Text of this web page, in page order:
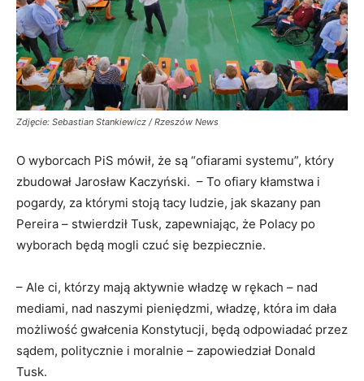
Zdjęcie: Sebastian Stankiewicz / Rzeszów News
O wyborcach PiS mówił, że są “ofiarami systemu”, który
zbudował Jarosław Kaczyński. – To ofiary kłamstwa i
pogardy, za którymi stoją tacy ludzie, jak skazany pan
Pereira – stwierdził Tusk, zapewniając, że Polacy po
wyborach będą mogli czuć się bezpiecznie.
– Ale ci, którzy mają aktywnie władzę w rękach – nad
mediami, nad naszymi pieniędzmi, władzę, która im dała
możliwość gwałcenia Konstytucji, będą odpowiadać przez
sądem, politycznie i moralnie – zapowiedział Donald
Tusk.